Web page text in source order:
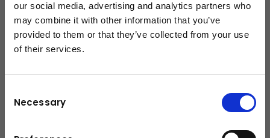
our social media, advertising and analytics partners who
may combine it with other information that you’ve
provided to them or that they’ve collected from your use
of their services.
Selection
Necessary
Allg. Vertragsbedingungen für
Kaufverträge.pdf
(PDF, 150.01 KB)
Allg. Vertragsbedingungen für
Mietverträge.pdf
(PDF, 52.9 KB)
Allg. Einkaufsbedingungen Kuhn
Baumaschinen.pdf
(PDF, 143.73 KB)
schließen